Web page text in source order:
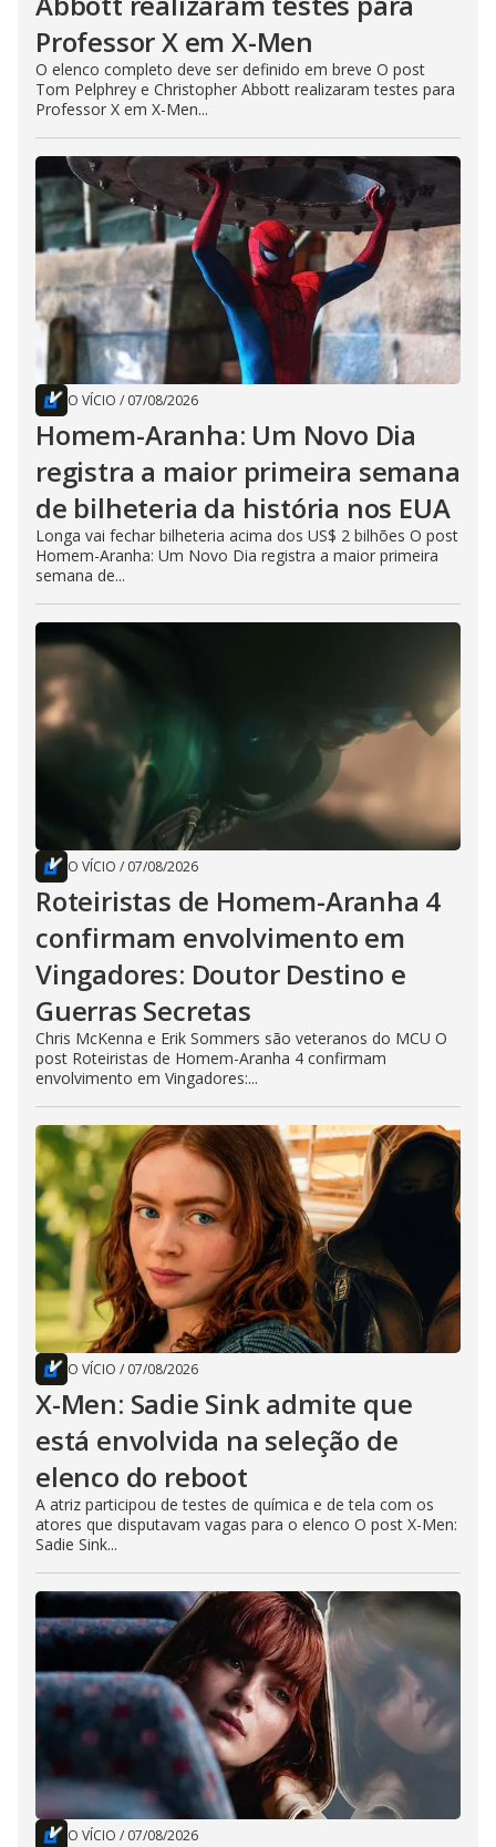
Professor X em X-Men
O elenco completo deve ser definido em breve O post
Tom Pelphrey e Christopher Abbott realizaram testes para
Professor X em X-Men...
O VÍCIO / 07/08/2026
Homem-Aranha: Um Novo Dia
registra a maior primeira semana
de bilheteria da história nos EUA
Longa vai fechar bilheteria acima dos US$ 2 bilhões O post
Homem-Aranha: Um Novo Dia registra a maior primeira
semana de...
O VÍCIO / 07/08/2026
Roteiristas de Homem-Aranha 4
confirmam envolvimento em
Vingadores: Doutor Destino e
Guerras Secretas
Chris McKenna e Erik Sommers são veteranos do MCU O
post Roteiristas de Homem-Aranha 4 confirmam
envolvimento em Vingadores:...
O VÍCIO / 07/08/2026
X-Men: Sadie Sink admite que
está envolvida na seleção de
elenco do reboot
A atriz participou de testes de química e de tela com os
atores que disputavam vagas para o elenco O post X-Men:
Sadie Sink...
O VÍCIO / 07/08/2026